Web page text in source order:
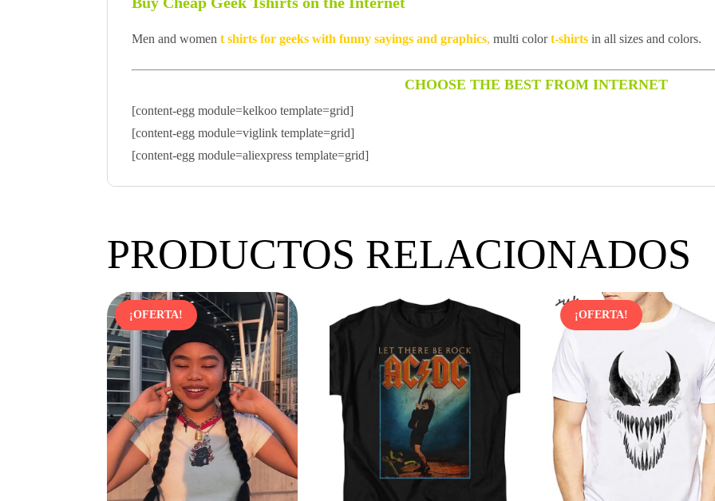
Men and woment shirts for geeks with funny sayings and graphics, multi colort-shirts in all sizes and colors.
CHOOSE THE BEST FROM INTERNET
[content-egg module=kelkoo template=grid]
[content-egg module=viglink template=grid]
[content-egg module=aliexpress template=grid]
PRODUCTOS RELACIONADOS
¡OFERTA! ¡OFERTA!